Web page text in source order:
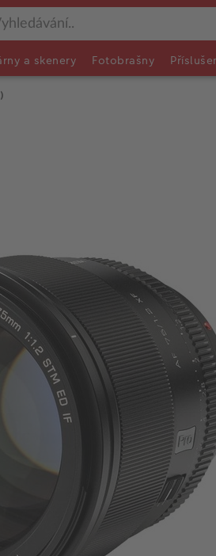
a skenery Fotobrašny